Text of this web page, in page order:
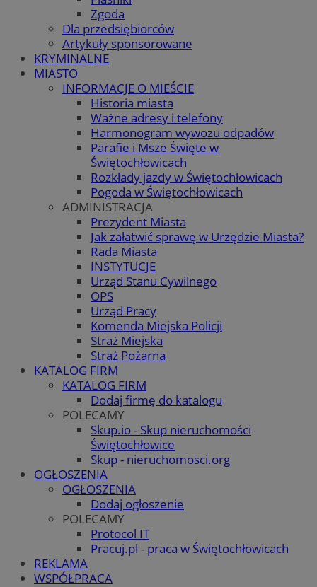
Zgoda
Dla przedsiębiorców
Artykuły sponsorowane
KRYMINALNE
MIASTO
INFORMACJE O MIEŚCIE
Historia miasta
Ważne adresy i telefony
Harmonogram wywozu odpadów
Parafie i Msze Święte w
Świętochłowicach
Rozkłady jazdy w Świętochłowicach
Pogoda w Świętochłowicach
ADMINISTRACJA
Prezydent Miasta
Jak załatwić sprawę w Urzędzie Miasta?
Rada Miasta
INSTYTUCJE
Urząd Stanu Cywilnego
OPS
Urząd Pracy
Komenda Miejska Policji
Straż Miejska
Straż Pożarna
KATALOG FIRM
KATALOG FIRM
Dodaj firmę do katalogu
POLECAMY
Skup.io - Skup nieruchomości
Świętochłowice
Skup - nieruchomosci.org
OGŁOSZENIA
OGŁOSZENIA
Dodaj ogłoszenie
POLECAMY
Protocol IT
Pracuj.pl - praca w Świętochłowicach
REKLAMA
WSPÓŁPRACA